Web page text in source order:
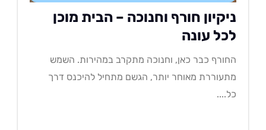
חורף וחנוכה – הבית מוכן
עונה
כבר כאן, וחנוכה מתקרב במהירות. השמש
מאוחר יותר, הגשם מתחיל להיכנס דרך